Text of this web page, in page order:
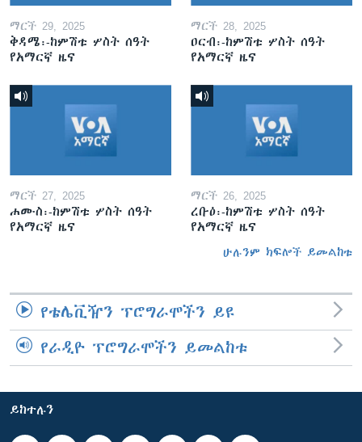
ማርች 29, 2025
ቅዳሜ፡-ከምሽቱ ሦስት ሰዓት
የአማርኛ ዜና
ማርች 28, 2025
ዐርብ፡-ከምሽቱ ሦስት ሰዓት
የአማርኛ ዜና
ማርች 27, 2025
ሐሙስ፡-ከምሽቱ ሦስት ሰዓት
የአማርኛ ዜና
ማርች 26, 2025
ረቡዕ፡-ከምሽቱ ሦስት ሰዓት
የአማርኛ ዜና
ሁሉንም ክፍሎች ይመልከቱ
የቴሌቪዥን ፕሮግራሞችን ይዩ
የራዲዮ ፕሮግራሞችን ይመልከቱ
ይከተሉን